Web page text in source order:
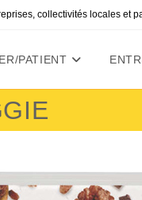
collectivités locales et
PATIENT